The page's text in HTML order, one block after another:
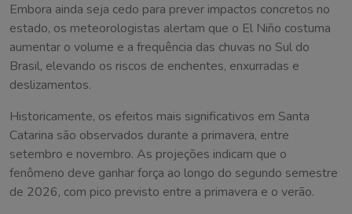
Embora ainda seja cedo para prever impactos concretos no
estado, os meteorologistas alertam que o El Niño costuma
aumentar o volume e a frequência das chuvas no Sul do
Brasil, elevando os riscos de enchentes, enxurradas e
deslizamentos.
Historicamente, os efeitos mais significativos em Santa
Catarina são observados durante a primavera, entre
setembro e novembro. As projeções indicam que o
fenômeno deve ganhar força ao longo do segundo semestre
de 2026, com pico previsto entre a primavera e o verão.